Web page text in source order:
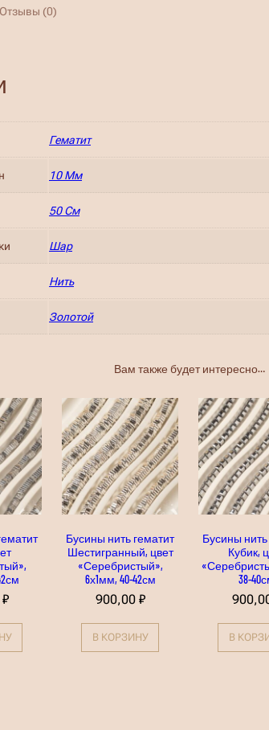
Отзывы (0)
Гематит
10 Мм
50 См
Шар
Нить
Золотой
Вам также будет интересно…
₽
Бусины нить гематит
Шестигранный, цвет
«Серебристый»,
6х1мм, 40-42см
900,00 ₽
В КОРЗИНУ
Бусины
Кубик,
38-
В